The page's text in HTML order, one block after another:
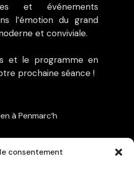
consentement
et événements
l’émotion du grand
et conviviale.
et le programme en
prochaine séance !
à Penmarc’h